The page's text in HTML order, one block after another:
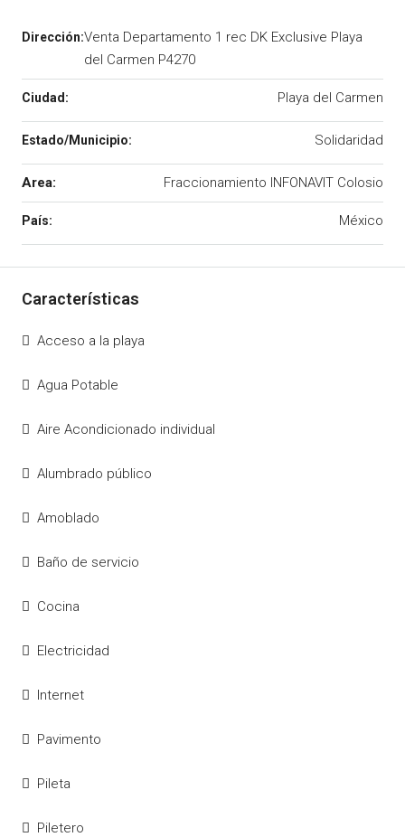
Venta Departamento 1 rec DK Exclusive Playa
del Carmen P4270
Playa del Carmen
Solidaridad
Area: Fraccionamiento INFONAVIT Colosio
México
Acceso a la playa
Agua Potable
Aire Acondicionado individual
Alumbrado público
Amoblado
Baño de servicio
Cocina
Electricidad
Internet
Pavimento
Pileta
Piletero